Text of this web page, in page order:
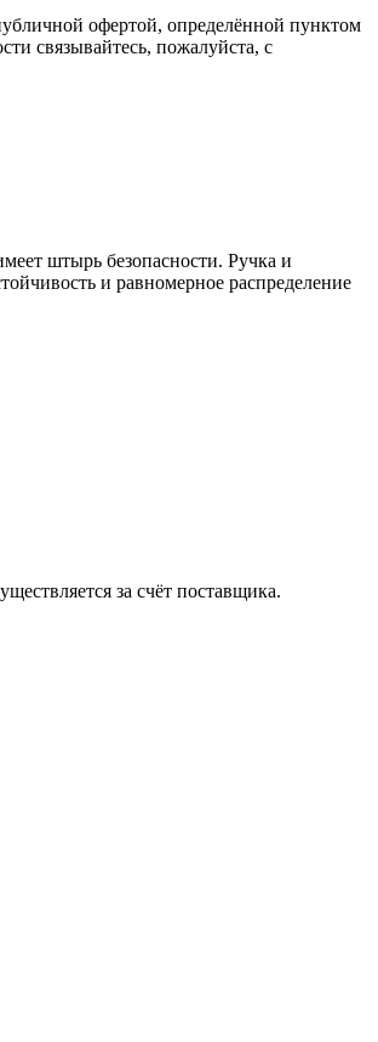
офертой, определённой пунктом
связывайтесь, пожалуйста, с
штырь безопасности. Ручка и
и равномерное распределение
за счёт поставщика.